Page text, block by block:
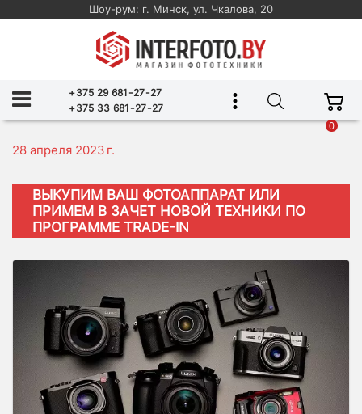
Шоу-рум: г. Минск, ул. Чкалова, 20
+375 29 681-27-27
+375 33 681-27-27
0
28 апреля 2023 г.
ВЫКУПИМ ВАШ ФОТОАППАРАТ ИЛИ
ПРИМЕМ В ЗАЧЕТ НОВОЙ ТЕХНИКИ ПО
ПРОГРАММЕ TRADE-IN